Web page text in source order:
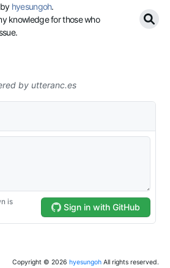
hyesungoh.
knowledge for those who
Copyright © 2026 hyesungoh All rights reserved.